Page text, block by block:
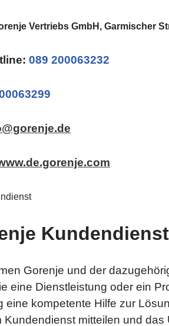
Vertriebs GmbH, Garmischer
: 089 200063232
Kundendienst
Gorenje und der
eine Dienstleistung oder ein
eine kompetente Hilfe zur
Kundendienst mitteilen und